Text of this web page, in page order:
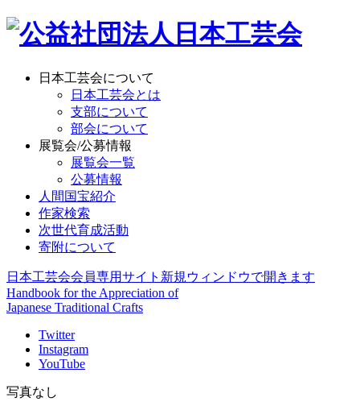
日本工芸会について
日本工芸会とは
支部について
部会について
展覧会/公募情報
展覧会一覧
公募情報
人間国宝紹介
作家検索
次世代育成活動
寄附について
日本工芸会会員専用サイト 新規ウィンドウで開きます
Handbook for the Appreciation of
Japanese Traditional Crafts
Twitter
Instagram
YouTube
写真なし